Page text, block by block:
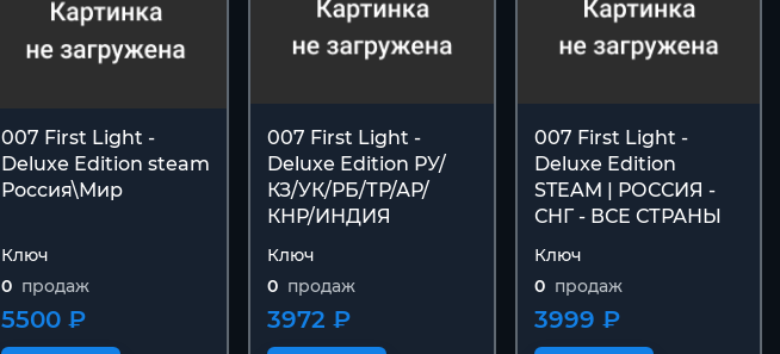
007 First Light -
Deluxe Edition steam
Россия\Мир
Ключ
0 продаж
5500 ₽
007 First Light -
Deluxe Edition РУ/
КЗ/УК/РБ/ТР/АР/
КНР/ИНДИЯ
Ключ
0 продаж
3972 ₽
007 First Light -
Deluxe Edition
STEAM | РОССИЯ -
СНГ - ВСЕ СТРАНЫ
Ключ
0 продаж
3999 ₽